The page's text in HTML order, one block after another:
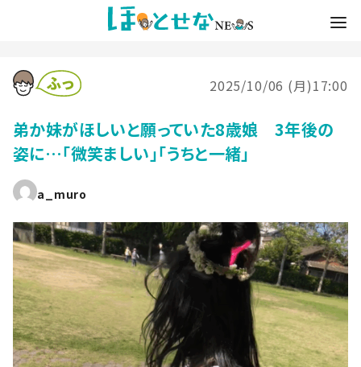
2025/10/06 (月)17:00
弟か妹がほしいと願っていた8歳娘 3年後の
姿に…「微笑ましい」「うちと一緒」
a_muro